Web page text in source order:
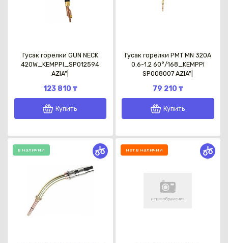
Гусак горелки GUN NECK
420W_KEMPPI_SP012594
AZIA"|
123 810 ₸
Купить
Гусак горелки PMT MN 320A
0.6-1.2 60°/168_KEMPPI
SP008007 AZIA"|
79 210 ₸
Купить
в наличии нет в наличии